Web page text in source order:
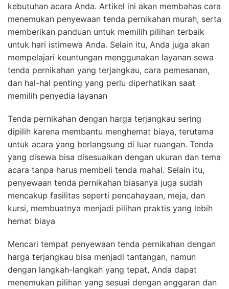
kebutuhan acara Anda. Artikel ini akan membahas cara
menemukan penyewaan tenda pernikahan murah, serta
memberikan panduan untuk memilih pilihan terbaik
untuk hari istimewa Anda. Selain itu, Anda juga akan
mempelajari keuntungan menggunakan layanan sewa
tenda pernikahan yang terjangkau, cara pemesanan,
dan hal-hal penting yang perlu diperhatikan saat
memilih penyedia layanan
Tenda pernikahan dengan harga terjangkau sering
dipilih karena membantu menghemat biaya, terutama
untuk acara yang berlangsung di luar ruangan. Tenda
yang disewa bisa disesuaikan dengan ukuran dan tema
acara tanpa harus membeli tenda mahal. Selain itu,
penyewaan tenda pernikahan biasanya juga sudah
mencakup fasilitas seperti pencahayaan, meja, dan
kursi, membuatnya menjadi pilihan praktis yang lebih
hemat biaya
Mencari tempat penyewaan tenda pernikahan dengan
harga terjangkau bisa menjadi tantangan, namun
dengan langkah-langkah yang tepat, Anda dapat
menemukan pilihan yang sesuai dengan anggaran dan